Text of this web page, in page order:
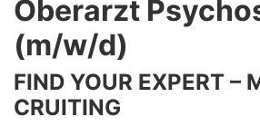
Oberarzt
(m/w/d)
FIND YOUR EXPERT –
CRUITING